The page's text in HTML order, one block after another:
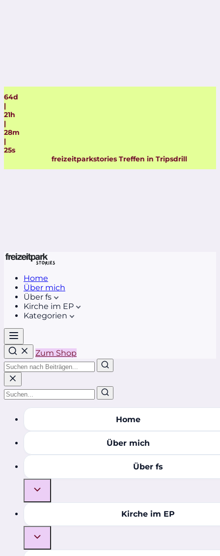
64d
|
21h
|
28m
|
24s
freizeitparkstories Treffen in Tripsdrill
Home
Über mich
Über fs
Kirche im EP
Kategorien
Zum Shop
Home
Über mich
Über fs
Kirche im EP